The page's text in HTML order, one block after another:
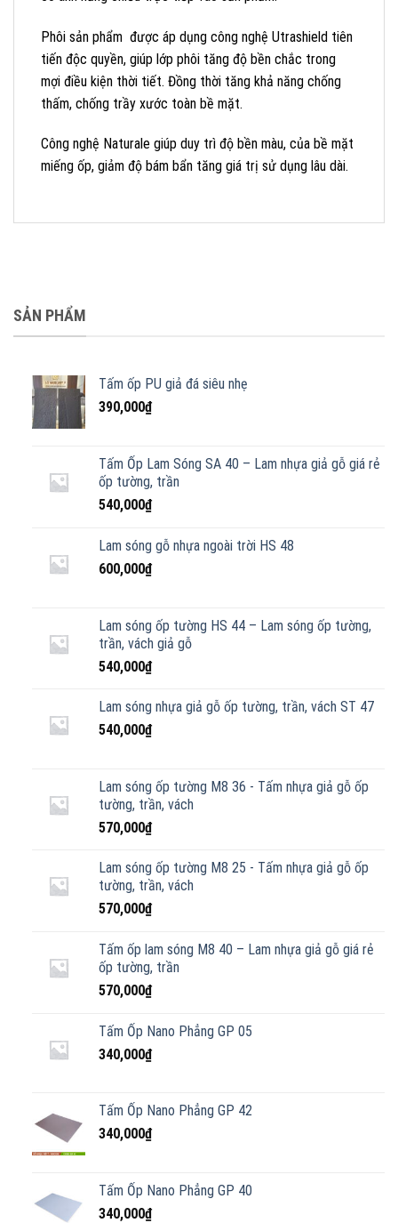
Phôi sản phẩm được áp dụng công nghệ Utrashield tiên
tiến độc quyền, giúp lớp phôi tăng độ bền chắc trong
mợi điều kiện thời tiết. Đồng thời tăng khả năng chống
thấm, chống trầy xước toàn bề mặt.
Công nghệ Naturale giúp duy trì độ bền màu, của bề mặt
miếng ốp, giảm độ bám bẩn tăng giá trị sử dụng lâu dài.
SẢN PHẨM
Tấm ốp PU giả đá siêu nhẹ
390,000₫
Tấm Ốp Lam Sóng SA 40 – Lam nhựa giả gỗ giá rẻ
ốp tường, trần
540,000₫
Lam sóng gỗ nhựa ngoài trời HS 48
600,000₫
Lam sóng ốp tường HS 44 – Lam sóng ốp tường,
trần, vách giả gỗ
540,000₫
Lam sóng nhựa giả gỗ ốp tường, trần, vách ST 47
540,000₫
Lam sóng ốp tường M8 36 - Tấm nhựa giả gỗ ốp
tường, trần, vách
570,000₫
Lam sóng ốp tường M8 25 - Tấm nhựa giả gỗ ốp
tường, trần, vách
570,000₫
Tấm ốp lam sóng M8 40 – Lam nhựa giả gỗ giá rẻ
ốp tường, trần
570,000₫
Tấm Ốp Nano Phẳng GP 05
340,000₫
Tấm Ốp Nano Phẳng GP 42
340,000₫
Tấm Ốp Nano Phẳng GP 40
340,000₫